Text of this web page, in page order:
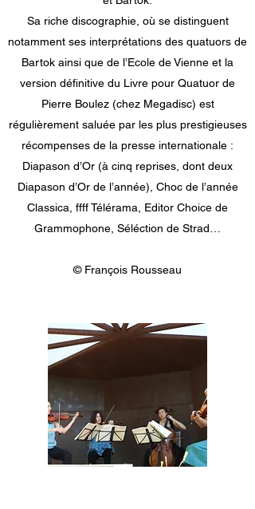
Sa riche discographie, où se distinguent
notamment ses interprétations des quatuors de
Bartok ainsi que de l’Ecole de Vienne et la
version définitive du Livre pour Quatuor de
Pierre Boulez (chez Megadisc) est
régulièrement saluée par les plus prestigieuses
récompenses de la presse internationale :
Diapason d’Or (à cinq reprises, dont deux
Diapason d’Or de l’année), Choc de l’année
Classica, ffff Télérama, Editor Choice de
Grammophone, Séléction de Strad…
© François Rousseau